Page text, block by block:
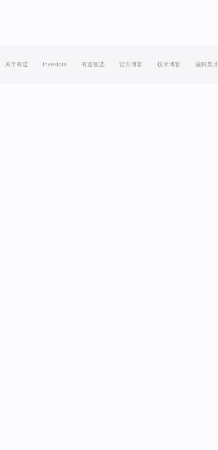
关于有道 Investors 有道智选 官方博客 技术博客 诚聘英才